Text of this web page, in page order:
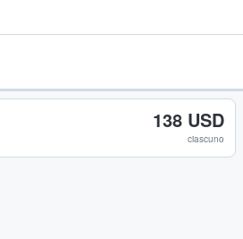
138 USD
ciascuno